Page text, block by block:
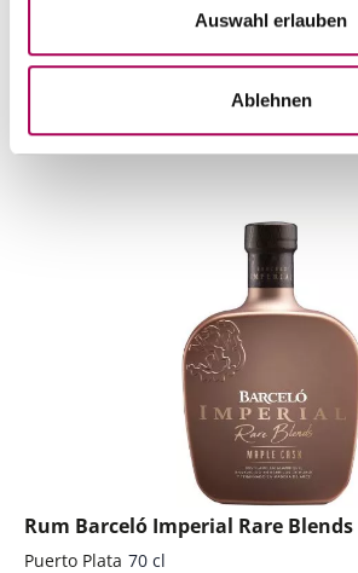
Auswahl erlauben
Ablehnen
hinzufügen
In den Warenkorb
Rum Barceló Imperial Rare Blends
Puerto Plata 70 cl